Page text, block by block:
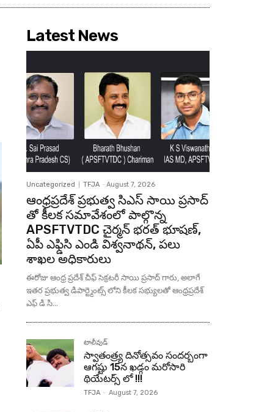
Latest News
Uncategorized TFJA - August 7, 2026
ఆంధ్రప్రదేశ్ ప్రభుత్వ సిఎస్ సాయి ప్రసాద్
తో కీలక సమావేశంలో పాల్గొన్న
APSFTVTDC చైర్మన్ భరత్ భూషణ్,
ఏపీ ఎఫ్డిసి ఎండి విశ్వనాథన్, పలు
శాఖల అధికారులు
ఈరోజు ఆంధ్ర ప్రదేశ్ చీఫ్ సెక్రటరీ సాయి ప్రసాద్ గారు, అలాగే
ఇతర ప్రభుత్వ డిపార్ట్మెంట్స్ లోని కీలక సభ్యులతో ఆంధ్రప్రదేశ్
ఎఫ్ డి సి...
టాలీవుడ్
స్వాతంత్ర్య దినోత్సవం సందర్బంగా
ఆగష్టు 15న ఖడ్గం మరోసారి
థియేటర్స్ లో !!!
TFJA - August 7, 2026